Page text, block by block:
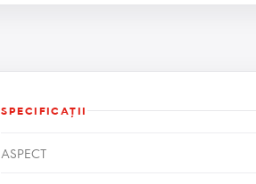
SPECIFICAŢII
ASPECT